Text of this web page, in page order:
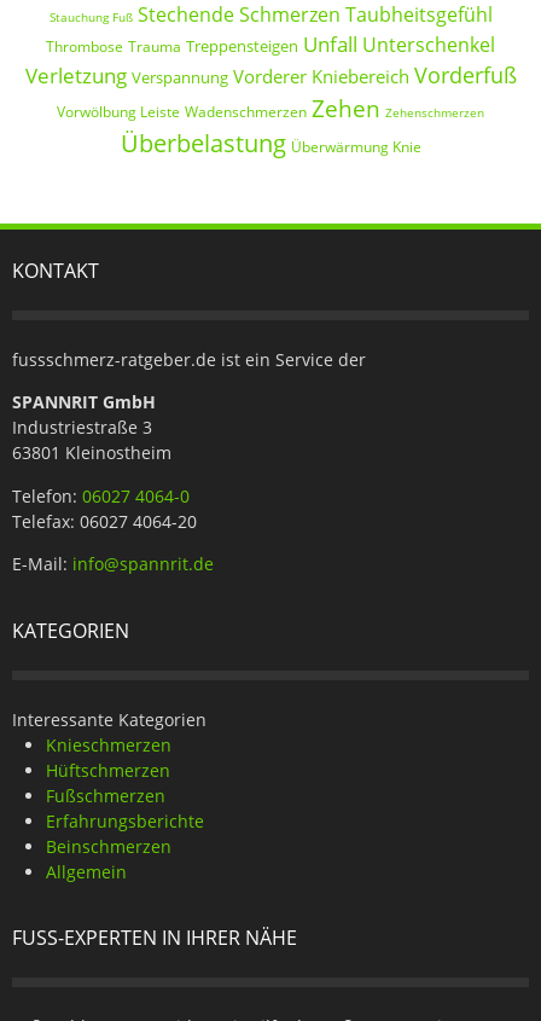
Stauchung Fuß Stechende Schmerzen Taubheitsgefühl
Thrombose Trauma Treppensteigen Unfall Unterschenkel
Verletzung Verspannung Vorderer Kniebereich Vorderfuß
Vorwölbung Leiste Wadenschmerzen Zehen Zehenschmerzen
Überbelastung Überwärmung Knie
KONTAKT
fussschmerz-ratgeber.de ist ein Service der
SPANNRIT GmbH
Industriestraße 3
63801 Kleinostheim
Telefon: 06027 4064-0
Telefax: 06027 4064-20
E-Mail: info@spannrit.de
KATEGORIEN
Interessante Kategorien
Knieschmerzen
Hüftschmerzen
Fußschmerzen
Erfahrungsberichte
Beinschmerzen
Allgemein
FUSS-EXPERTEN IN IHRER NÄHE